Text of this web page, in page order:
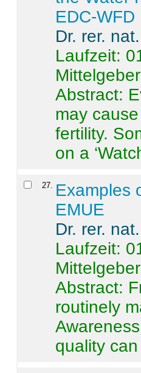
EDC-WFD
Dr. rer.
Laufzeit:
Abstract:
may
fertility.
on a
27. Examples
EMUE
Dr. rer.
Laufzeit:
Abstract:
routinely
quality